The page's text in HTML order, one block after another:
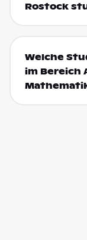
Rostock
Welche
im Bereich